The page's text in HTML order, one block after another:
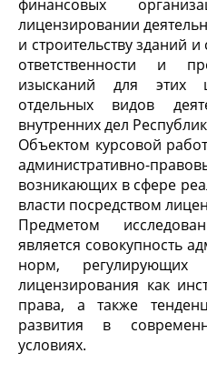
финансовых
лицензировании
и строительству зданий
ответственности и
изысканий для этих
отдельных видов
внутренних дел
Объектом курсовой
административно-
возникающих в сфере
власти посредством
Предметом
является совокупность
норм,
лицензирования как
права, а также
развития в
условиях.